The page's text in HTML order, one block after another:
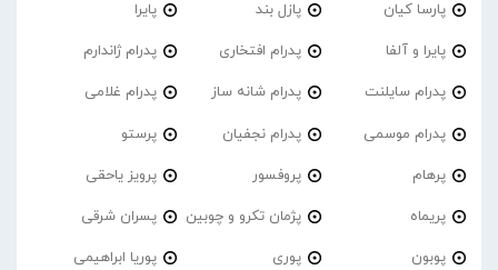
پارسا کیان پازل بند پایرا
پایرا و آلفا پدرام افتخاری پدرام ژاندارم
پدرام‌ سایلنت پدرام شانه ساز پدرام غلامی
پدرام موسمی پدرام نجفیان پرستو
پرهام پروفسور پرویز یاحقی
پریماه پژمان تکرو و چوبین پسران شرقی
پوبون پوری پوریا ابراهیمی